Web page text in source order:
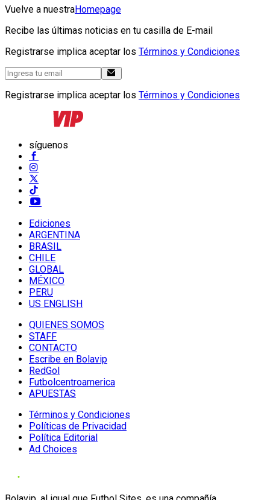
Vuelve a nuestraHomepage
Recibe las últimas noticias en tu casilla de E-mail
Registrarse implica aceptar los Términos y Condiciones
Registrarse implica aceptar los Términos y Condiciones
síguenos
Ediciones
ARGENTINA
BRASIL
CHILE
GLOBAL
MÉXICO
PERU
US ENGLISH
QUIENES SOMOS
STAFF
CONTACTO
Escribe en Bolavip
RedGol
Futbolcentroamerica
APUESTAS
Términos y Condiciones
Políticas de Privacidad
Política Editorial
Ad Choices